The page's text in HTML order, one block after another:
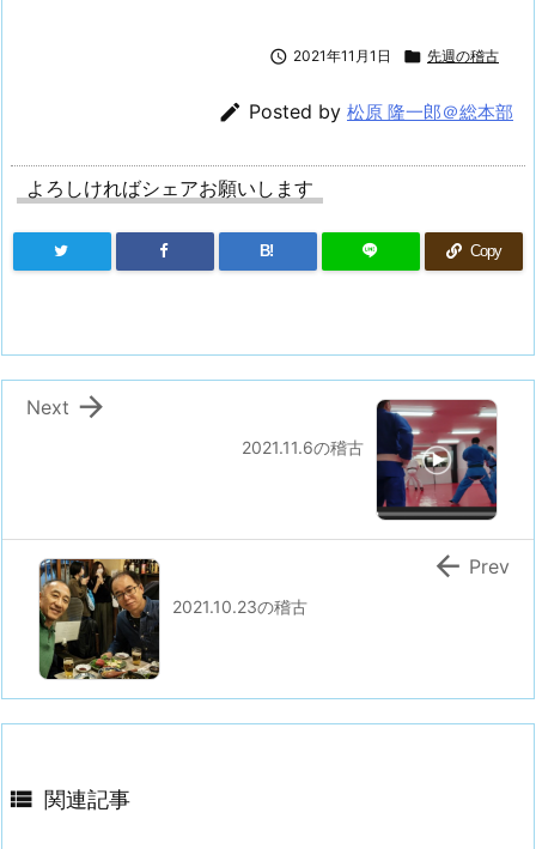
 2021年11月1日  先週の稽古
 Posted by 松原 隆一郎＠総本部
よろしければシェアお願いします
B! Copy
2021.11.6の稽古

Next
2021.10.23の稽古
 Prev
 関連記事